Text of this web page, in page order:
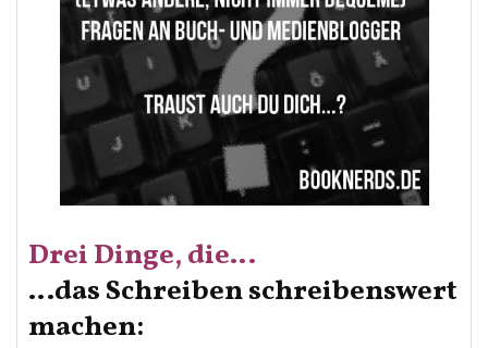
Drei Dinge, die…
…das Schreiben schreibenswert
machen: